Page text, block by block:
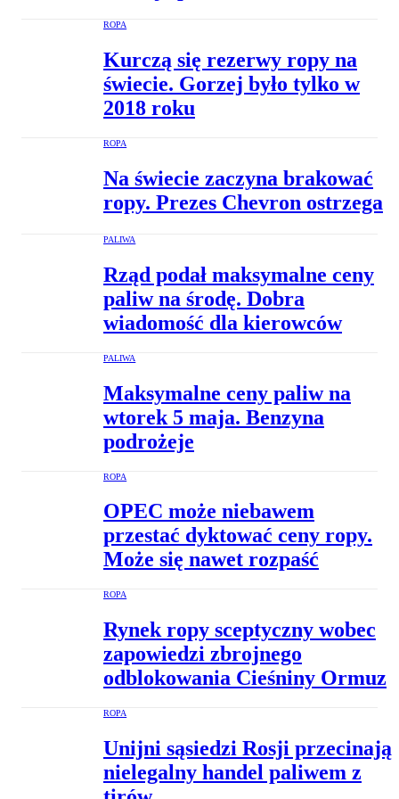
ROPA
Kurczą się rezerwy ropy na
świecie. Gorzej było tylko w
2018 roku
ROPA
Na świecie zaczyna brakować
ropy. Prezes Chevron ostrzega
PALIWA
Rząd podał maksymalne ceny
paliw na środę. Dobra
wiadomość dla kierowców
PALIWA
Maksymalne ceny paliw na
wtorek 5 maja. Benzyna
podrożeje
ROPA
OPEC może niebawem
przestać dyktować ceny ropy.
Może się nawet rozpaść
ROPA
Rynek ropy sceptyczny wobec
zapowiedzi zbrojnego
odblokowania Cieśniny Ormuz
ROPA
Unijni sąsiedzi Rosji przecinają
nielegalny handel paliwem z